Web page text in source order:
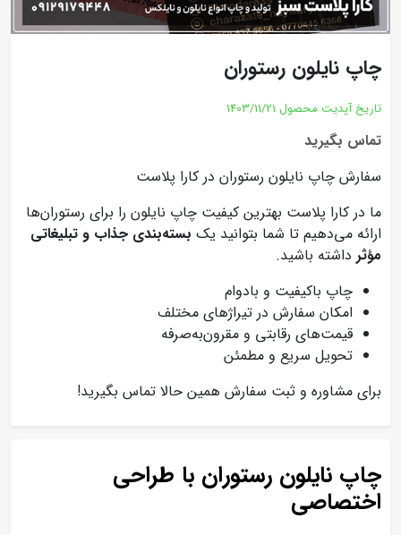
چاپ نایلون رستوران
تاریخ آپدیت محصول 1403/11/21
تماس بگیرید
سفارش چاپ نایلون رستوران در کارا پلاست
ما در کارا پلاست بهترین کیفیت چاپ نایلون را برای رستوران‌ها
ارائه می‌دهیم تا شما بتوانید یک بسته‌بندی جذاب و تبلیغاتی
مؤثر داشته باشید.
چاپ باکیفیت و بادوام
امکان سفارش در تیراژهای مختلف
قیمت‌های رقابتی و مقرون‌به‌صرفه
تحویل سریع و مطمئن
برای مشاوره و ثبت سفارش همین حالا تماس بگیرید!
چاپ نایلون رستوران با طراحی
اختصاصی